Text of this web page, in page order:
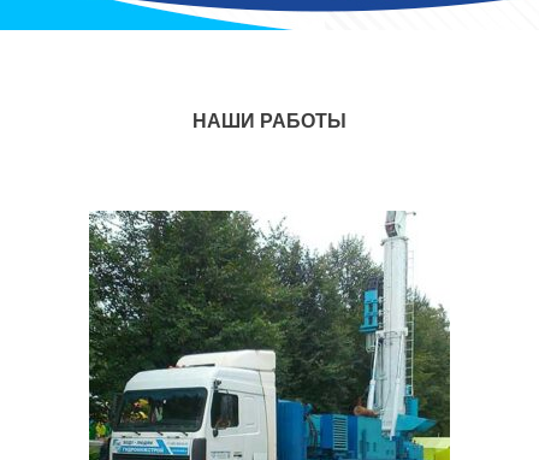
НАШИ РАБОТЫ